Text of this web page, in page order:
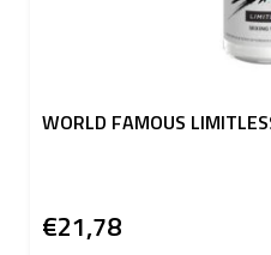
WORLD FAMOUS
€21,78